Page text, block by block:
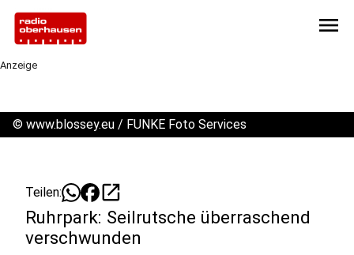
menu
Anzeige
© www.blossey.eu / FUNKE Foto Services
Teilen: open_in_new
Ruhrpark: Seilrutsche überraschend
verschwunden